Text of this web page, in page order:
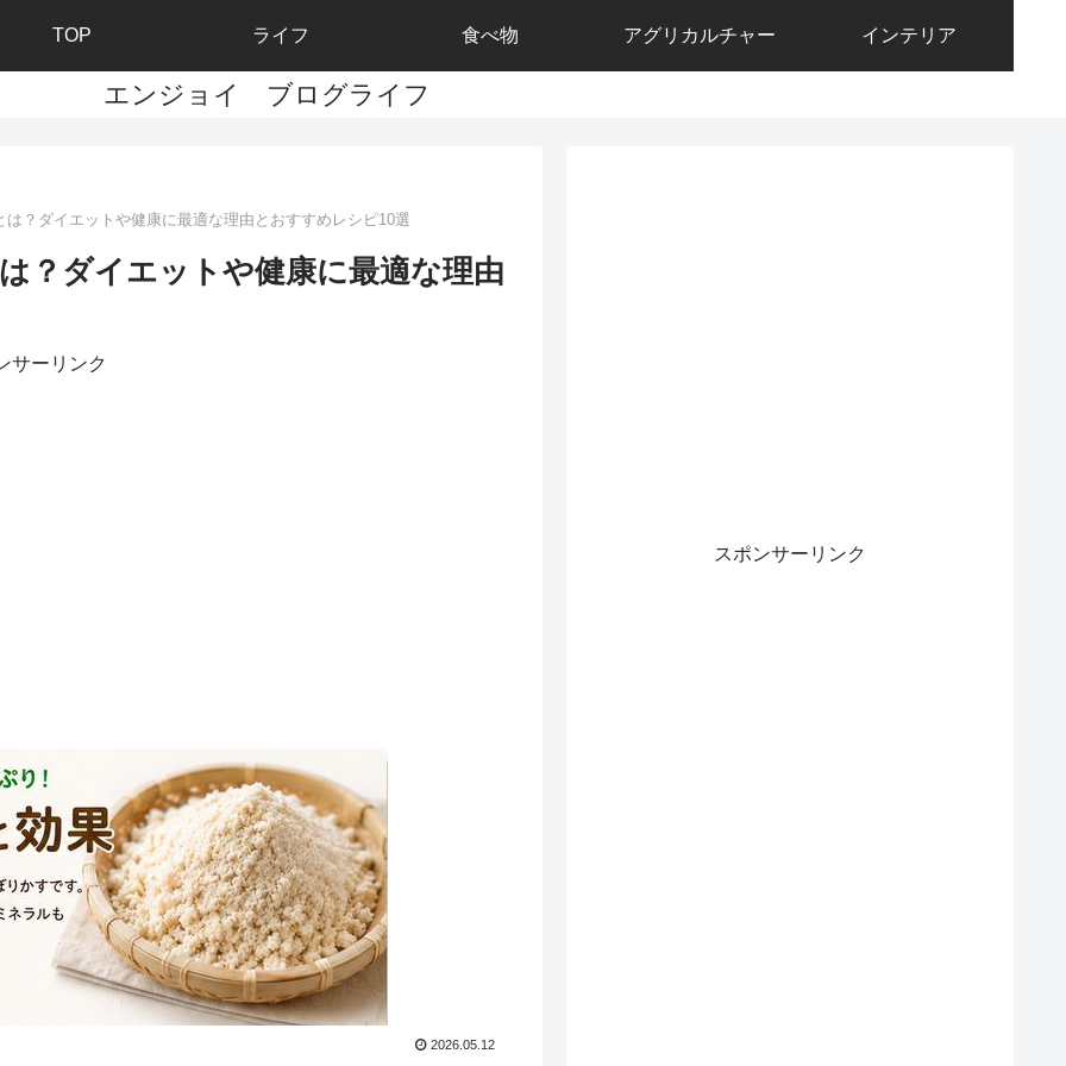
エンジョイ ブログライフ
TOP ライフ 食べ物 アグリカルチャー インテリア
？ダイエットや健康に最適な理由とおすすめレシピ10選
？ダイエットや健康に最適な理由
サーリンク
2026.05.12
スポンサーリンク